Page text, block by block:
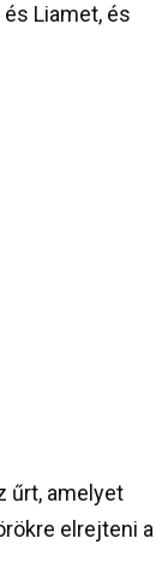
Liamet, és
űrt, amelyet
elrejteni a